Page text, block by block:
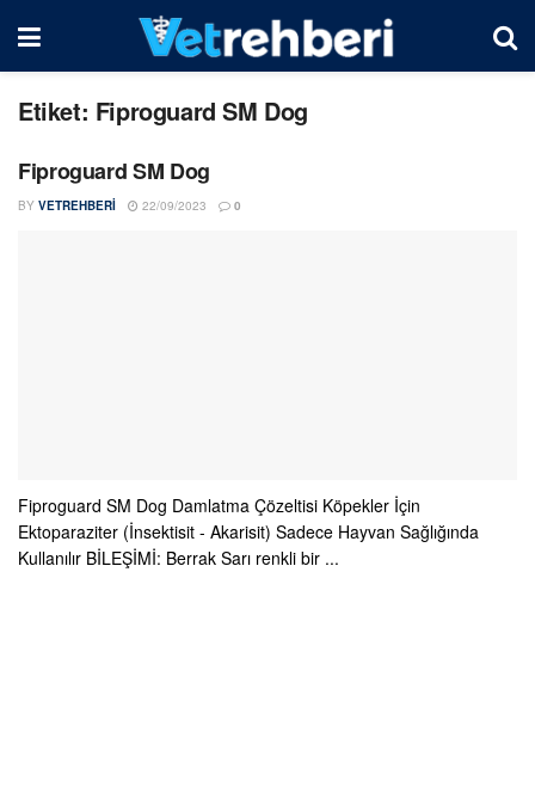
Etiket: Fiproguard SM Dog
Fiproguard SM Dog
BY VETREHBERI 22/09/2023 0
Fiproguard SM Dog Damlatma Çözeltisi Köpekler İçin
Ektoparaziter (İnsektisit - Akarisit) Sadece Hayvan Sağlığında
Kullanılır BİLEŞİMİ: Berrak Sarı renkli bir ...